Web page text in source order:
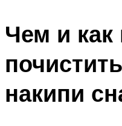
Чем и
накипи